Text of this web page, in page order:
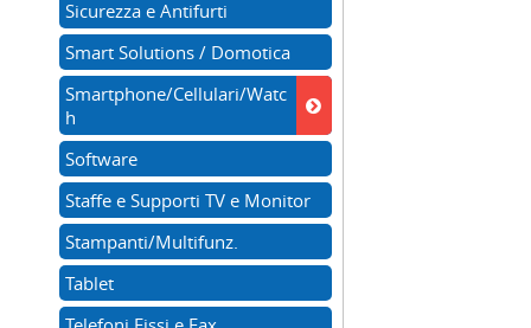
Sicurezza e Antifurti
Smart Solutions / Domotica
Smartphone/Cellulari/Watc
h
Software
Staffe e Supporti TV e Monitor
Stampanti/Multifunz.
Tablet